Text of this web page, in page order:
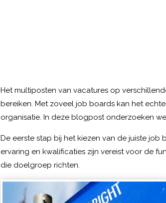
Het multiposten van vacatures op
bereiken. Met zoveel job boards kan het
organisatie. In deze blogpost onderzoeken
De eerste stap bij het kiezen van de juiste
ervaring en kwalificaties zijn vereist voor de
die doelgroep richten.